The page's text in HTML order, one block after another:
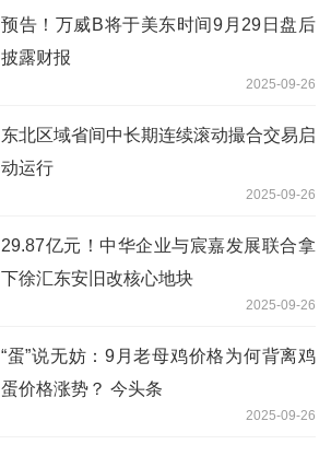
预告！万威B将于美东时间9月29日盘后
披露财报
2025-09-26
东北区域省间中长期连续滚动撮合交易启
动运行
2025-09-26
29.87亿元！中华企业与宸嘉发展联合拿
下徐汇东安旧改核心地块
2025-09-26
“蛋”说无妨：9月老母鸡价格为何背离鸡
蛋价格涨势？ 今头条
2025-09-26